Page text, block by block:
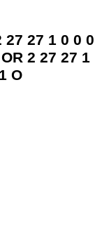
27 1 0 0 0
2 27 27 1
O